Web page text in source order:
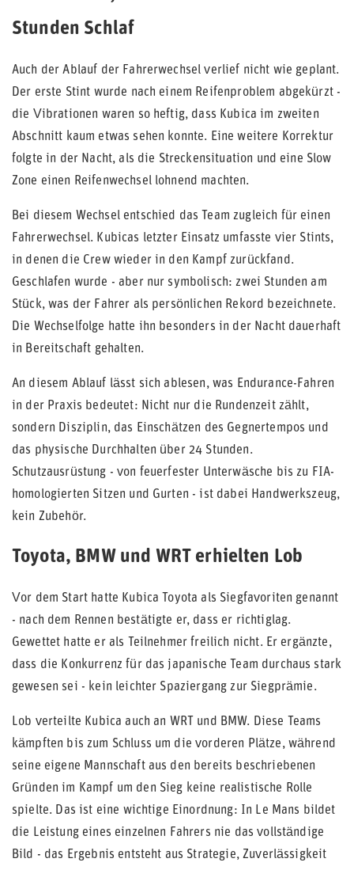
Stunden Schlaf
Auch der Ablauf der Fahrerwechsel verlief nicht wie geplant.
Der erste Stint wurde nach einem Reifenproblem abgekürzt -
die Vibrationen waren so heftig, dass Kubica im zweiten
Abschnitt kaum etwas sehen konnte. Eine weitere Korrektur
folgte in der Nacht, als die Streckensituation und eine Slow
Zone einen Reifenwechsel lohnend machten.
Bei diesem Wechsel entschied das Team zugleich für einen
Fahrerwechsel. Kubicas letzter Einsatz umfasste vier Stints,
in denen die Crew wieder in den Kampf zurückfand.
Geschlafen wurde - aber nur symbolisch: zwei Stunden am
Stück, was der Fahrer als persönlichen Rekord bezeichnete.
Die Wechselfolge hatte ihn besonders in der Nacht dauerhaft
in Bereitschaft gehalten.
An diesem Ablauf lässt sich ablesen, was Endurance-Fahren
in der Praxis bedeutet: Nicht nur die Rundenzeit zählt,
sondern Disziplin, das Einschätzen des Gegnertempos und
das physische Durchhalten über 24 Stunden.
Schutzausrüstung - von feuerfester Unterwäsche bis zu FIA-
homologierten Sitzen und Gurten - ist dabei Handwerkszeug,
kein Zubehör.
Toyota, BMW und WRT erhielten Lob
Vor dem Start hatte Kubica Toyota als Siegfavoriten genannt
- nach dem Rennen bestätigte er, dass er richtiglag.
Gewettet hatte er als Teilnehmer freilich nicht. Er ergänzte,
dass die Konkurrenz für das japanische Team durchaus stark
gewesen sei - kein leichter Spaziergang zur Siegprämie.
Lob verteilte Kubica auch an WRT und BMW. Diese Teams
kämpften bis zum Schluss um die vorderen Plätze, während
seine eigene Mannschaft aus den bereits beschriebenen
Gründen im Kampf um den Sieg keine realistische Rolle
spielte. Das ist eine wichtige Einordnung: In Le Mans bildet
die Leistung eines einzelnen Fahrers nie das vollständige
Bild - das Ergebnis entsteht aus Strategie, Zuverlässigkeit